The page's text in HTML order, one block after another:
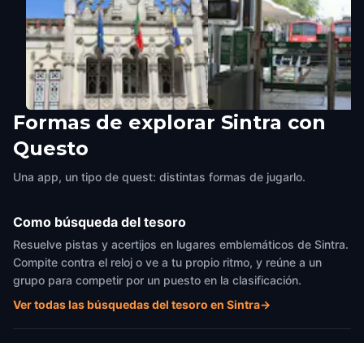
Town Hall
Sintra,Portugal
Sintra Train Station
Formas de explorar Sintra con
Questo
Una app, un tipo de quest: distintas formas de jugarlo.
Como búsqueda del tesoro
Resuelve pistas y acertijos en lugares emblemáticos de Sintra.
Compite contra el reloj o ve a tu propio ritmo, y reúne a un
grupo para competir por un puesto en la clasificación.
Ver todas las búsquedas del tesoro en Sintra→